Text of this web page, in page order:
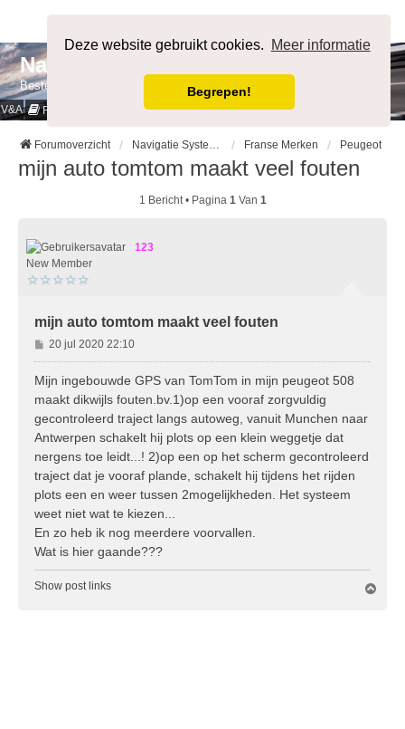
Deze website gebruikt cookies. Meer informatie
Begrepen!
NavigatieForum
Bestemming bereikt.
V&A Regels
Forumoverzicht Navigatie Systemen op Auto merk Franse Merken Peugeot
mijn auto tomtom maakt veel fouten
1 Bericht • Pagina 1Van 1
123
New Member
mijn auto tomtom maakt veel fouten
B
e
r
i
c
h
t
20 jul 2020 22:10
Mijn ingebouwde GPS van TomTom in mijn peugeot 508
maakt dikwijls fouten.bv.1)op een vooraf zorgvuldig
gecontroleerd traject langs autoweg, vanuit Munchen naar
Antwerpen schakelt hij plots op een klein weggetje dat
nergens toe leidt...! 2)op een op het scherm gecontroleerd
traject dat je vooraf plande, schakelt hij tijdens het rijden
plots een en weer tussen 2mogelijkheden. Het systeem
weet niet wat te kiezen...
En zo heb ik nog meerdere voorvallen.
Wat is hier gaande???
Show post links